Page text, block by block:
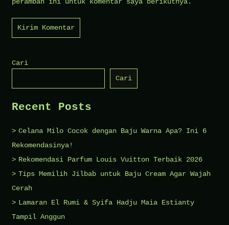
Cari
Cari
Recent Posts
Celana Milo Cocok dengan Baju Warna Apa? Ini 6
Rekomendasinya!
Rekomendasi Parfum Louis Vuitton Terbaik 2026
Tips Memilih Jilbab untuk Baju Cream Agar Wajah
Cerah
Lamaran El Rumi & Syifa Hadju Maia Estianty
Tampil Anggun